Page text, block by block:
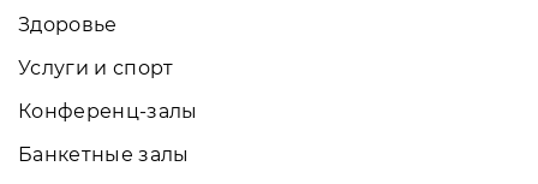
Здоровье
Услуги и спорт
Конференц-залы
Банкетные залы